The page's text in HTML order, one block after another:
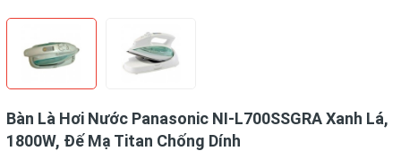
Bàn Là Hơi Nước Panasonic NI-L700SSGRA Xanh Lá,
1800W, Đế Mạ Titan Chống Dính